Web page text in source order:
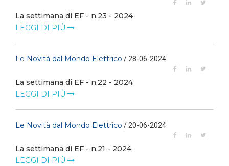
La settimana di EF - n.23 - 2024
LEGGI DI PIÙ
Le Novità dal Mondo Elettrico / 28-06-2024
La settimana di EF - n.22 - 2024
LEGGI DI PIÙ
Le Novità dal Mondo Elettrico / 20-06-2024
La settimana di EF - n.21 - 2024
LEGGI DI PIÙ